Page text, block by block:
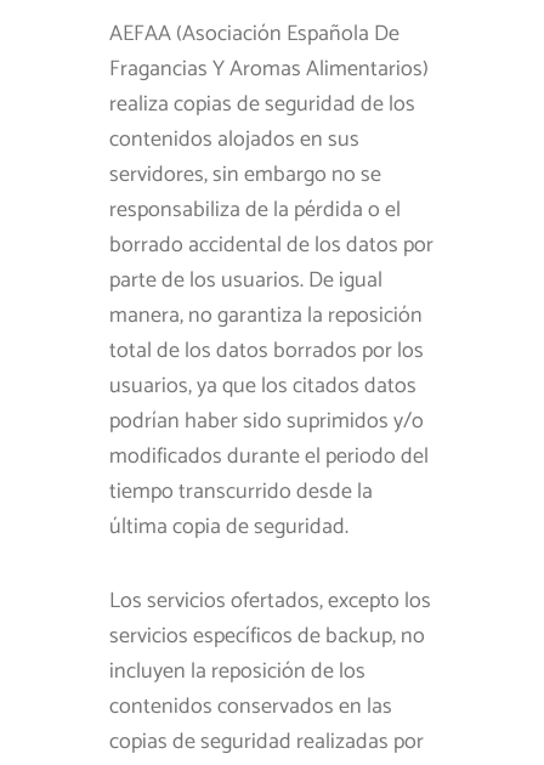
AEFAA (Asociación Española De
Fragancias Y Aromas Alimentarios)
realiza copias de seguridad de los
contenidos alojados en sus
servidores, sin embargo no se
responsabiliza de la pérdida o el
borrado accidental de los datos por
parte de los usuarios. De igual
manera, no garantiza la reposición
total de los datos borrados por los
usuarios, ya que los citados datos
podrían haber sido suprimidos y/o
modificados durante el periodo del
tiempo transcurrido desde la
última copia de seguridad.
Los servicios ofertados, excepto los
servicios específicos de backup, no
incluyen la reposición de los
contenidos conservados en las
copias de seguridad realizadas por